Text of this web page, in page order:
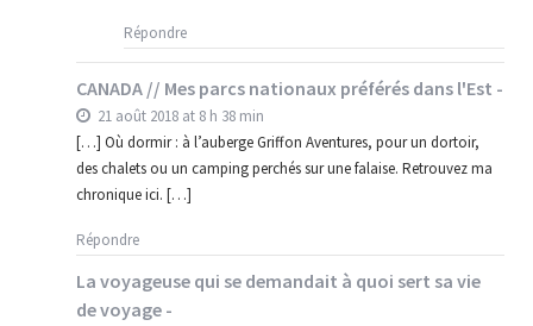
Répondre
CANADA // Mes parcs nationaux préférés dans l'Est -
21 août 2018 at 8 h 38 min
[…] Où dormir : à l’auberge Griffon Aventures, pour un dortoir,
des chalets ou un camping perchés sur une falaise. Retrouvez ma
chronique ici. […]
Répondre
La voyageuse qui se demandait à quoi sert sa vie
de voyage -